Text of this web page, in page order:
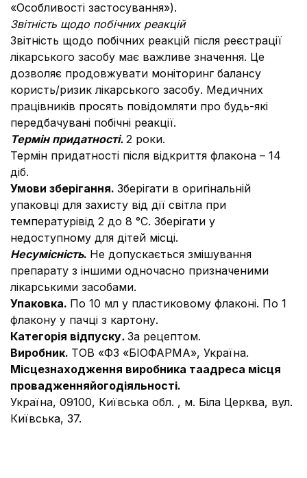
«Особливості застосування»).
Звітність щодо побічних реакцій
Звітність щодо побічних реакцій після реєстрації
лікарського засобу має важливе значення. Це
дозволяє продовжувати моніторинг балансу
користь/ризик лікарського засобу. Медичних
працівників просять повідомляти про будь-які
передбачувані побічні реакції.
Термін придатності. 2 роки.
Термін придатності після відкриття флакона – 14
діб.
Умови зберігання. Зберігати в оригінальній
упаковці для захисту від дії світла при
температурівід 2 до 8 °С. Зберігати у
недоступному для дітей місці.
Несумісність. Не допускається змішування
препарату з іншими одночасно призначеними
лікарськими засобами.
Упаковка. По 10 мл у пластиковому флаконі. По 1
флакону у пачці з картону.
Категорія відпуску. За рецептом.
Виробник. ТОВ «ФЗ «БІОФАРМА», Україна.
Місцезнаходження виробника таадреса місця
провадженняйогодіяльності.
Україна, 09100, Київська обл. , м. Біла Церква, вул.
Київська, 37.